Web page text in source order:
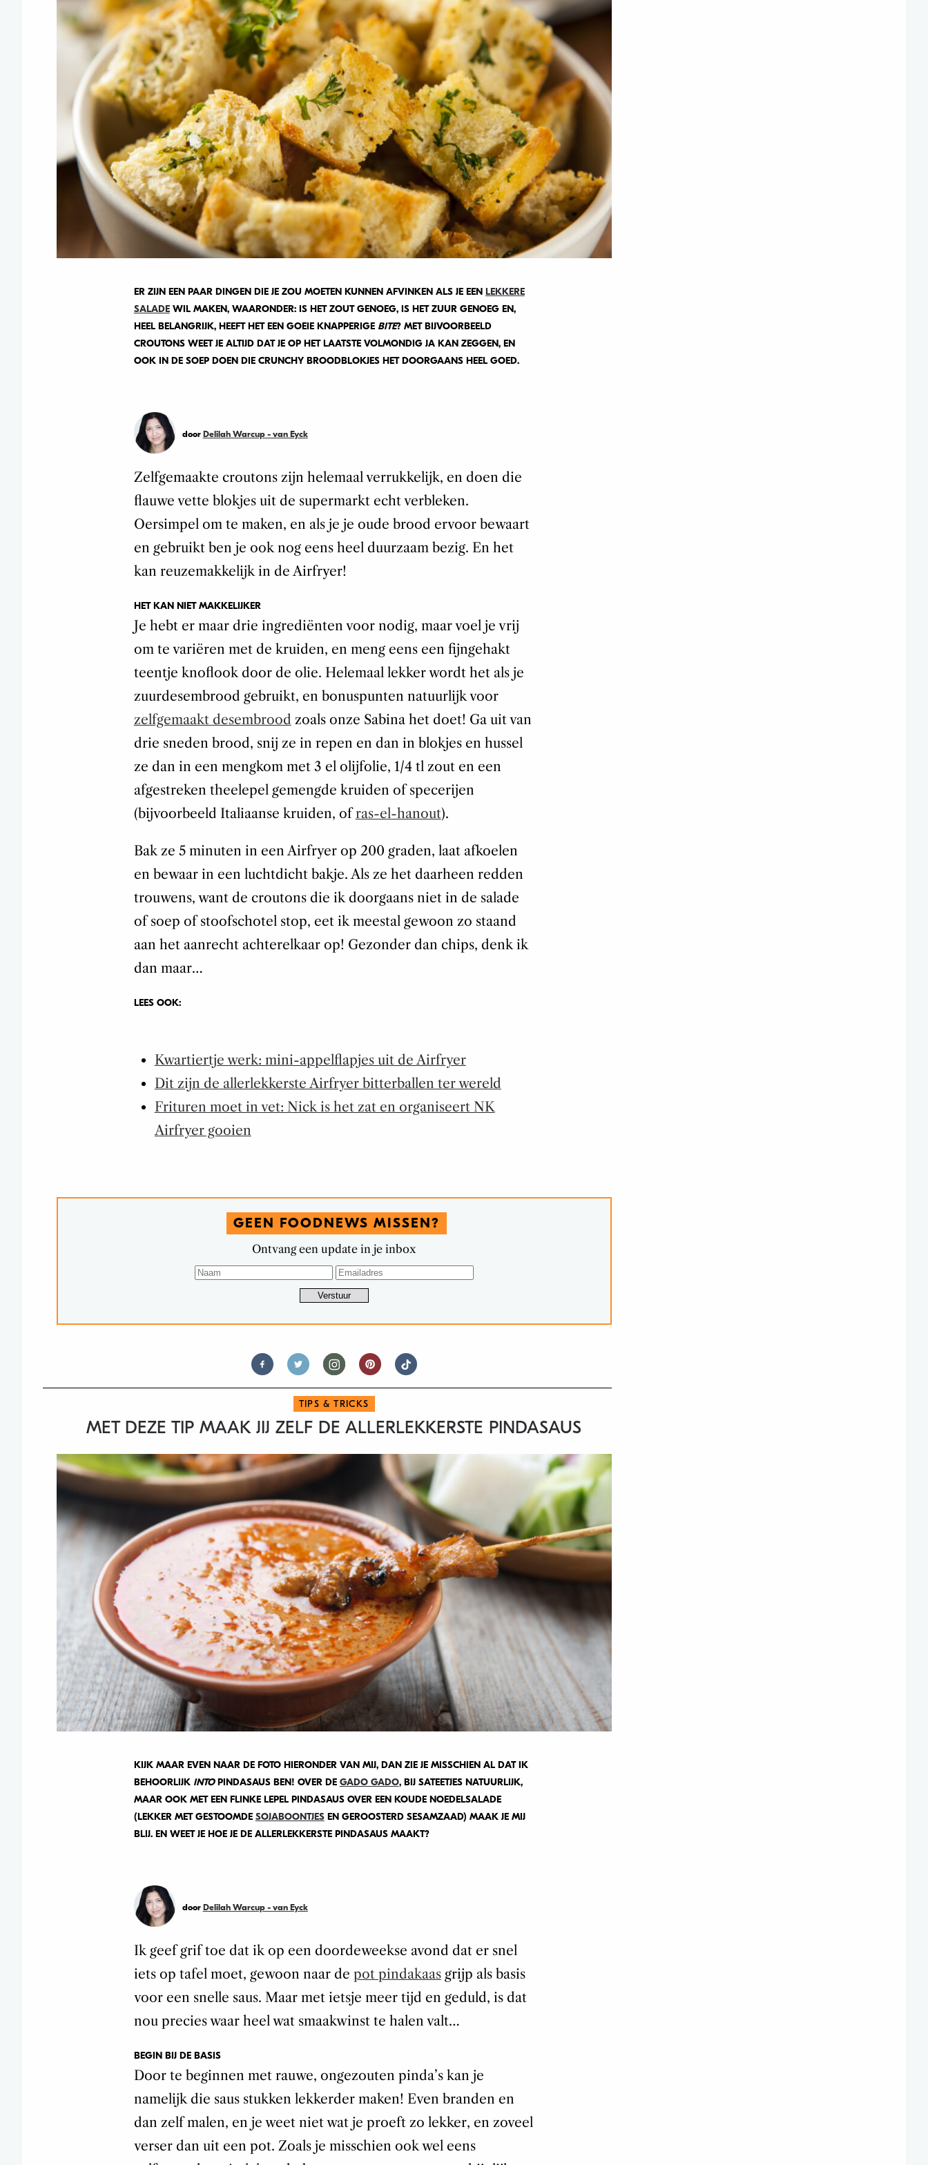
ER ZIJN EEN PAAR DINGEN DIE JE ZOU MOETEN KUNNEN AFVINKEN ALS JE EEN LEKKERE
SALADEWIL MAKEN, WAARONDER: IS HET ZOUT GENOEG, IS HET ZUUR GENOEG EN,
HEEL BELANGRIJK, HEEFT HET EEN GOEIE KNAPPERIGE BITE? MET BIJVOORBEELD
CROUTONS WEET JE ALTIJD DAT JE OP HET LAATSTE VOLMONDIG JA KAN ZEGGEN, EN
OOK IN DE SOEP DOEN DIE CRUNCHY BROODBLOKJES HET DOORGAANS HEEL GOED.
door Delilah Warcup - van Eyck
Zelfgemaakte croutons zijn helemaal verrukkelijk, en doen die
flauwe vette blokjes uit de supermarkt echt verbleken.
Oersimpel om te maken, en als je je oude brood ervoor bewaart
en gebruikt ben je ook nog eens heel duurzaam bezig. En het
kan reuzemakkelijk in de Airfryer!
HET KAN NIET MAKKELIJKER
Je hebt er maar drie ingrediënten voor nodig, maar voel je vrij
om te variëren met de kruiden, en meng eens een fijngehakt
teentje knoflook door de olie. Helemaal lekker wordt het als je
zuurdesembrood gebruikt, en bonuspunten natuurlijk voor
zelfgemaakt desembrood zoals onze Sabina het doet! Ga uit van
drie sneden brood, snij ze in repen en dan in blokjes en hussel
ze dan in een mengkom met 3 el olijfolie, 1/4 tl zout en een
afgestreken theelepel gemengde kruiden of specerijen
(bijvoorbeeld Italiaanse kruiden, ofras-el-hanout).
Bak ze 5 minuten in een Airfryer op 200 graden, laat afkoelen
en bewaar in een luchtdicht bakje. Als ze het daarheen redden
trouwens, want de croutons die ik doorgaans niet in de salade
of soep of stoofschotel stop, eet ik meestal gewoon zo staand
aan het aanrecht achterelkaar op! Gezonder dan chips, denk ik
dan maar…
LEES OOK:
Kwartiertje werk: mini-appelflapjes uit de Airfryer
Dit zijn de allerlekkerste Airfryer bitterballen ter wereld
Frituren moet in vet: Nick is het zat en organiseert NK
Airfryer gooien
GEEN FOODNEWS MISSEN?
Ontvang een update in je inbox
TIPS & TRICKS
MET DEZE TIP MAAK JIJ ZELF DE ALLERLEKKERSTE PINDASAUS
KIJK MAAR EVEN NAAR DE FOTO HIERONDER VAN MIJ, DAN ZIE JE MISSCHIEN AL DAT IK
BEHOORLIJK INTOPINDASAUS BEN! OVER DE GADO GADO, BIJ SATEETJES NATUURLIJK,
MAAR OOK MET EEN FLINKE LEPEL PINDASAUS OVER EEN KOUDE NOEDELSALADE
(LEKKER MET GESTOOMDE SOJABOONTJESEN GEROOSTERD SESAMZAAD) MAAK JE MIJ
BLIJ. EN WEET JE HOE JE DE ALLERLEKKERSTE PINDASAUS MAAKT?
door Delilah Warcup - van Eyck
Ik geef grif toe dat ik op een doordeweekse avond dat er snel
iets op tafel moet, gewoon naar de pot pindakaasgrijp als basis
voor een snelle saus. Maar met ietsje meer tijd en geduld, is dat
nou precies waar heel wat smaakwinst te halen valt…
BEGIN BIJ DE BASIS
Door te beginnen met rauwe, ongezouten pinda’s kan je
namelijk die saus stukken lekkerder maken! Even branden en
dan zelf malen, en je weet niet wat je proeft zo lekker, en zoveel
verser dan uit een pot. Zoals je misschien ook wel eens